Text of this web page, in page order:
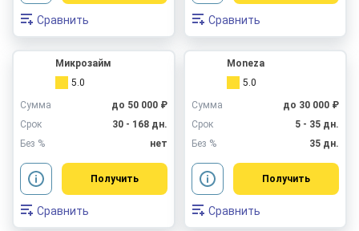
Сравнить Сравнить
Микрозайм
5.0
Сумма
до 50 000 ₽
Срок
30 - 168 дн.
Без %
нет
Получить
Сравнить
Moneza
5.0
Сумма
до 30 000 ₽
Срок
5 - 35 дн.
Без %
35 дн.
Получить
Сравнить